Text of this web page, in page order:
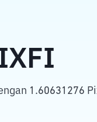
1.60631276